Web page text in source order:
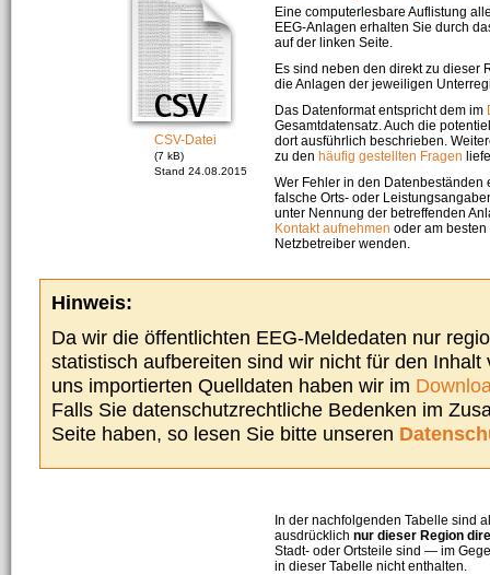
CSV-Datei
(7 kB)
Stand 24.08.2015
Eine computerlesbare Auflistung
EEG-Anlagen erhalten Sie durch
auf der linken Seite.
Es sind neben den direkt zu dieser
die Anlagen der jeweiligen
Das Datenformat entspricht dem im
Gesamtdatensatz. Auch die
dort ausführlich beschrieben.
zu den häufig gestellten Fragen
Wer Fehler in den Datenbeständen
falsche Orts- oder
unter Nennung der betreffenden
Kontakt aufnehmen oder am
Netzbetreiber wenden.
Hinweis:
Da wir die öffentlichten EEG-Meldedaten nur
statistisch aufbereiten sind wir nicht für den Inhalt
uns importierten Quelldaten haben wir im
Falls Sie datenschutzrechtliche Bedenken im
Seite haben, so lesen Sie bitte unseren
In der nachfolgenden Tabelle sind
ausdrücklich nur dieser Region
Stadt- oder Ortsteile sind — im
in dieser Tabelle nicht enthalten.